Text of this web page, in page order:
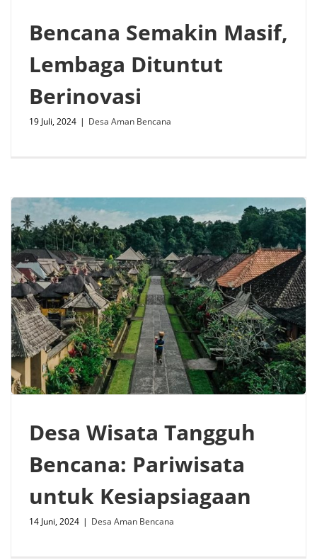
Bencana Semakin Masif,
Lembaga Dituntut
Berinovasi
19 Juli, 2024 | Desa Aman Bencana
Desa Wisata Tangguh
Bencana: Pariwisata
untuk Kesiapsiagaan
14 Juni, 2024 | Desa Aman Bencana